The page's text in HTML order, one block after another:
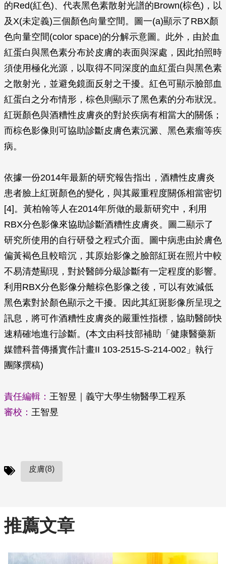
的Red(紅色)、代表黑色素散射光譜的Brown(棕色)，以
及X(未定義)三個顏色向量空間。圖一(a)顯示了RBX顏
色向量空間(color space)的分解示意圖。此外，由於血
紅蛋白與黑色素分布於皮膚的表面與深處，因此拍照時
須使用極化光源，以取得不同深度的血紅蛋白與黑色素
之散射光，並避免鏡面反射之干擾。紅色可顯示臉部血
紅蛋白之分布情形，棕色則顯示了黑色素的分布狀況。
紅斑顏色與酒糟性皮膚炎的對於疾病有相當大的關係；
而棕色影像則可協助診斷皮膚色素沉澱、黑色素瘤等疾
病。
依據一份2014年最新的研究報告指出，酒糟性皮膚炎
患者臉上紅斑顏色的變化，與其嚴重程度關係相當密切
[4]。黃柏翰等人在2014年所做的最新研究中，利用
RBX分色影像來協助診斷酒糟性皮膚炎。圖二顯示了
研究所使用的自行研發之程式介面。圖中病患由於膚色
偏黃褐色且較暗沉，其原始影像之臉部紅斑在照片中較
不易清楚顯現，對於醫師分級診斷有一定程度的影響。
利用RBX分色影像分離棕色影像之後，可以有效減低
黑色素對於顏色顯示之干擾。因此其紅斑影像所呈現之
訊息，將可作酒糟性皮膚炎的嚴重性指標，協助醫師快
速精確地進行診斷。(本文由科技部補助「健康醫藥新
媒體科普傳播實作計畫II 103-2515-S-214-002」執行
團隊撰稿)
責任編輯： 王智昱｜義守大學生物醫學工程系
審校： 王智昱
皮膚(8)
推薦文章